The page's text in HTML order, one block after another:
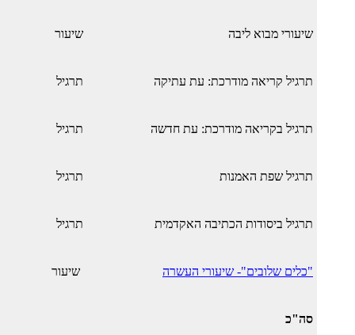
שיעורי מבוא ליבה שיעור
תרגיל קריאה מודרכת: עת עתיקה תרגיל
תרגיל בקריאה מודרכת: עת חדשה תרגיל
תרגיל שפת האמנות תרגיל
תרגיל ביסודות הכתיבה האקדמית תרגיל
"כלים שלובים"- שיעורי העשרה שיעור
סה"כ